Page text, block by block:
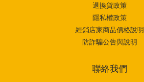
退換貨政策
隱私權政策
經銷店家商品價格說明
防詐騙公告與說明
聯絡我們